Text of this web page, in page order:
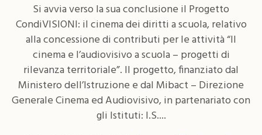
Si avvia verso la sua conclusione il Progetto
CondiVISIONI: il cinema dei diritti a scuola, relativo
alla concessione di contributi per le attività “Il
cinema e l’audiovisivo a scuola – progetti di
rilevanza territoriale”. Il progetto, finanziato dal
Ministero dell’Istruzione e dal Mibact – Direzione
Generale Cinema ed Audiovisivo, in partenariato con
gli Istituti: I.S....